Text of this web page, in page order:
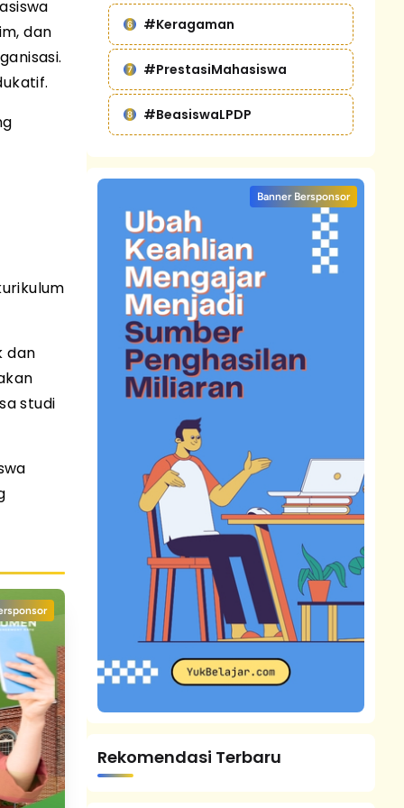
dan
dan
studi
#Keragaman
#PrestasiMahasiswa
#BeasiswaLPDP
Banner Bersponsor
Rekomendasi Terbaru